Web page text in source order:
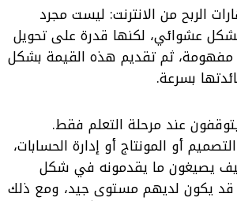
الربح من الانترنت: ليست مجرد
عشوائي، لكنها قدرة على تحويل
مفهومة، ثم تقديم هذه القيمة بشكل
بسرعة.
عند مرحلة التعلم فقط.
أو المونتاج أو إدارة الحسابات،
يصيغون ما يقدمونه في شكل
يكون لديهم مستوى جيد، ومع ذلك